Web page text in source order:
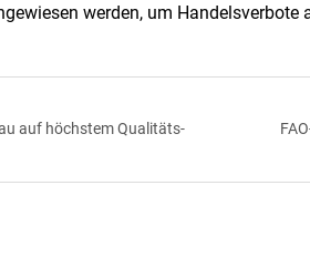
werden, um Handelsverbote
auf höchstem Qualitäts-